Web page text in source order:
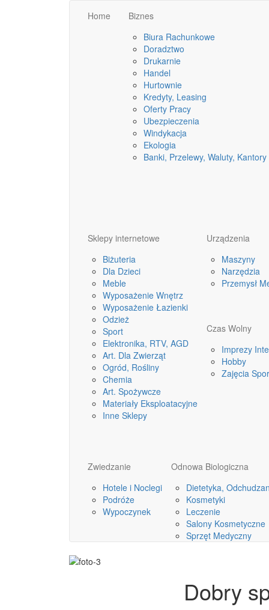
Home
Biznes
Biura Rachunkowe
Doradztwo
Drukarnie
Handel
Hurtownie
Kredyty, Leasing
Oferty Pracy
Ubezpieczenia
Windykacja
Ekologia
Banki, Przelewy, Waluty, Kantory
Sklepy internetowe
Biżuteria
Dla Dzieci
Meble
Wyposażenie Wnętrz
Wyposażenie Łazienki
Odzież
Sport
Elektronika, RTV, AGD
Art. Dla Zwierząt
Ogród, Rośliny
Chemia
Art. Spożywcze
Materiały Eksploatacyjne
Inne Sklepy
Urządzenia
Maszyny
Narzędzia
Przemysł
Czas Wolny
Imprezy
Hobby
Zajęcia
Zwiedzanie
Hotele i Noclegi
Podróże
Wypoczynek
Odnowa Biologiczna
Dietetyka,
Kosmetyki
Leczenie
Salony Kosmetyczne
Sprzęt Medyczny
Dobry